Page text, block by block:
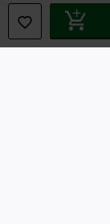
Odstoupení od
Všechny ceny jsou